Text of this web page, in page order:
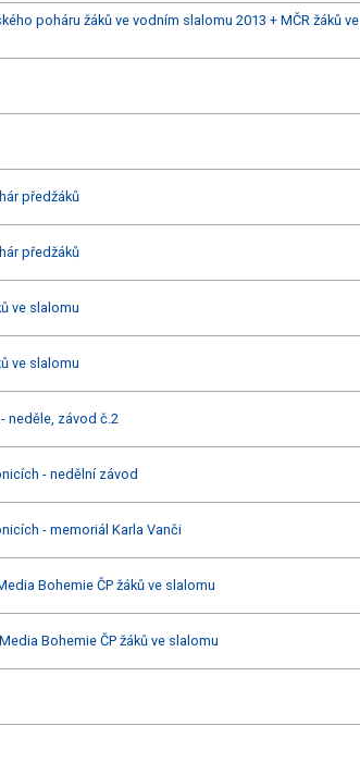
poháru žáků ve vodním slalomu 2013 + MČR žáků ve
předžáků
předžáků
ve slalomu
ve slalomu
neděle, závod č.2
- nedělní závod
- memoriál Karla Vanči
Bohemie ČP žáků ve slalomu
Bohemie ČP žáků ve slalomu